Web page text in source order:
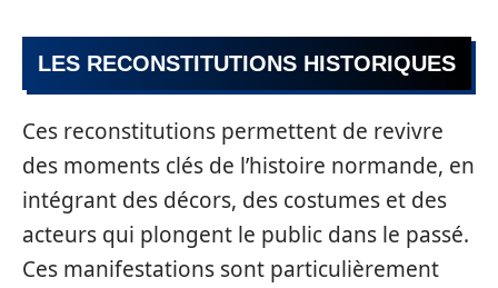
LES RECONSTITUTIONS HISTORIQUES
Ces reconstitutions permettent de revivre
des moments clés de l’histoire normande, en
intégrant des décors, des costumes et des
acteurs qui plongent le public dans le passé.
Ces manifestations sont particulièrement